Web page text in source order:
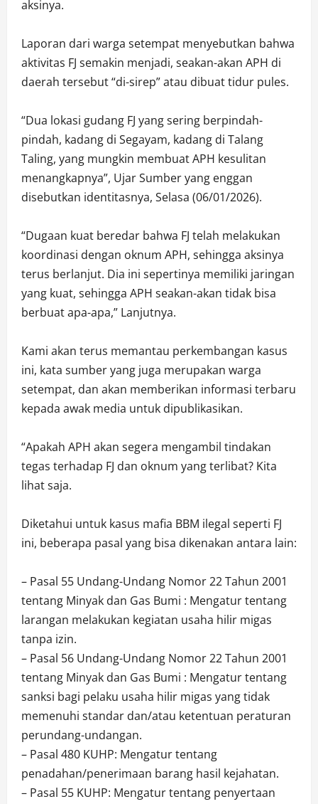
aksinya.
Laporan dari warga setempat menyebutkan bahwa
aktivitas FJ semakin menjadi, seakan-akan APH di
daerah tersebut “di-sirep” atau dibuat tidur pules.
“Dua lokasi gudang FJ yang sering berpindah-
pindah, kadang di Segayam, kadang di Talang
Taling, yang mungkin membuat APH kesulitan
menangkapnya”, Ujar Sumber yang enggan
disebutkan identitasnya, Selasa (06/01/2026).
“Dugaan kuat beredar bahwa FJ telah melakukan
koordinasi dengan oknum APH, sehingga aksinya
terus berlanjut. Dia ini sepertinya memiliki jaringan
yang kuat, sehingga APH seakan-akan tidak bisa
berbuat apa-apa,” Lanjutnya.
Kami akan terus memantau perkembangan kasus
ini, kata sumber yang juga merupakan warga
setempat, dan akan memberikan informasi terbaru
kepada awak media untuk dipublikasikan.
“Apakah APH akan segera mengambil tindakan
tegas terhadap FJ dan oknum yang terlibat? Kita
lihat saja.
Diketahui untuk kasus mafia BBM ilegal seperti FJ
ini, beberapa pasal yang bisa dikenakan antara lain:
– Pasal 55 Undang-Undang Nomor 22 Tahun 2001
tentang Minyak dan Gas Bumi : Mengatur tentang
larangan melakukan kegiatan usaha hilir migas
tanpa izin.
– Pasal 56 Undang-Undang Nomor 22 Tahun 2001
tentang Minyak dan Gas Bumi : Mengatur tentang
sanksi bagi pelaku usaha hilir migas yang tidak
memenuhi standar dan/atau ketentuan peraturan
perundang-undangan.
– Pasal 480 KUHP: Mengatur tentang
penadahan/penerimaan barang hasil kejahatan.
– Pasal 55 KUHP: Mengatur tentang penyertaan